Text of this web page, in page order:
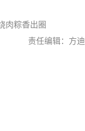
肉粽香出圈
责任编辑：方迪